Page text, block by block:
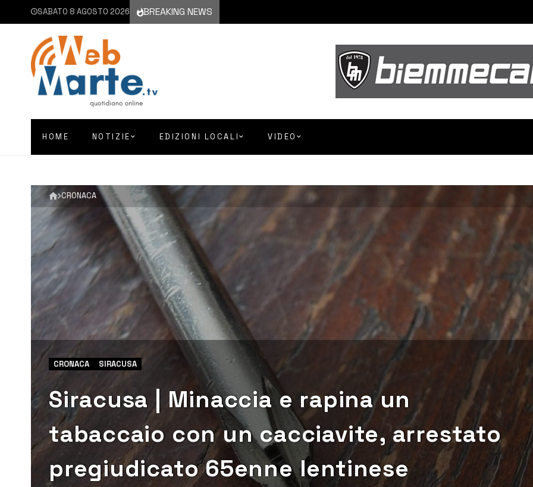
SABATO 8 AGOSTO 2026 BREAKING NEWS
HOME NOTIZIE EDIZIONI LOCALI VIDEO
CRONACA
CRONACA SIRACUSA
Siracusa | Minaccia e rapina un
tabaccaio con un cacciavite, arrestato
pregiudicato 65enne lentinese